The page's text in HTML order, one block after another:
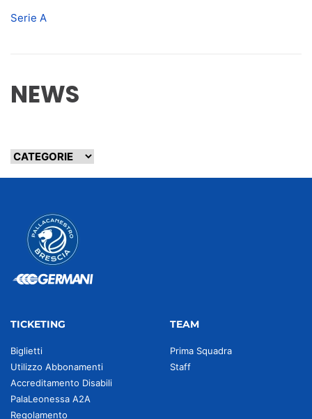
Serie A
NEWS
TICKETING
Biglietti
Utilizzo Abbonamenti
Accreditamento Disabili
PalaLeonessa A2A
Regolamento
TEAM
Prima Squadra
Staff